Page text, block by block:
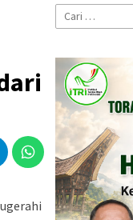
Cari
untuk: